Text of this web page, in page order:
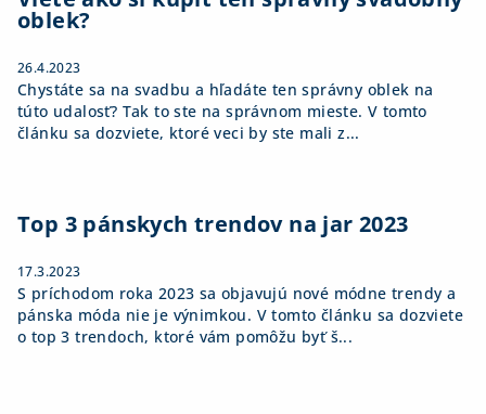
oblek?
26.4.2023
Chystáte sa na svadbu a hľadáte ten správny oblek na
túto udalosť? Tak to ste na správnom mieste. V tomto
článku sa dozviete, ktoré veci by ste mali z...
Top 3 pánskych trendov na jar 2023
17.3.2023
S príchodom roka 2023 sa objavujú nové módne trendy a
pánska móda nie je výnimkou. V tomto článku sa dozviete
o top 3 trendoch, ktoré vám pomôžu byť š...